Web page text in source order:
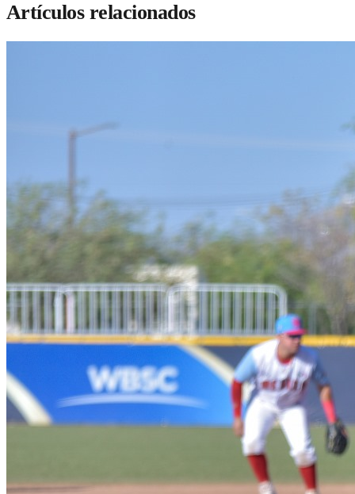
Artículos relacionados